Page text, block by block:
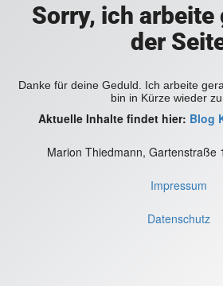
Sorry, ich arbeite
der
Danke für deine Geduld. Ich arbeite
bin in Kürze wieder
Aktuelle Inhalte findet hier: Blog
Marion Thiedmann, Gartenstraße
Impressum
Datenschutz